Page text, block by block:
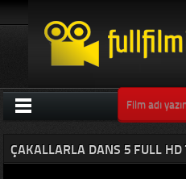
ÇAKALLARLA DANS 5 FULL